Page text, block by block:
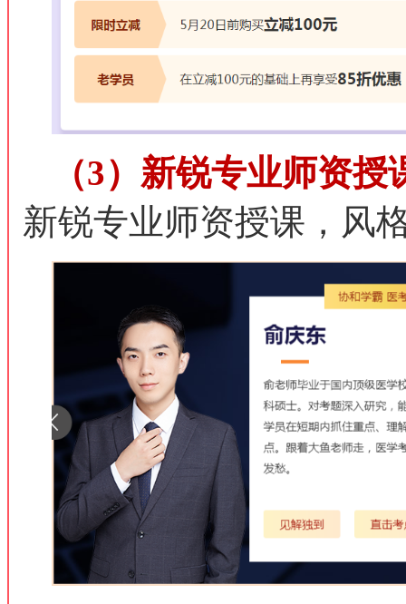
（3）新锐专业师资授
新锐专业师资授课，风